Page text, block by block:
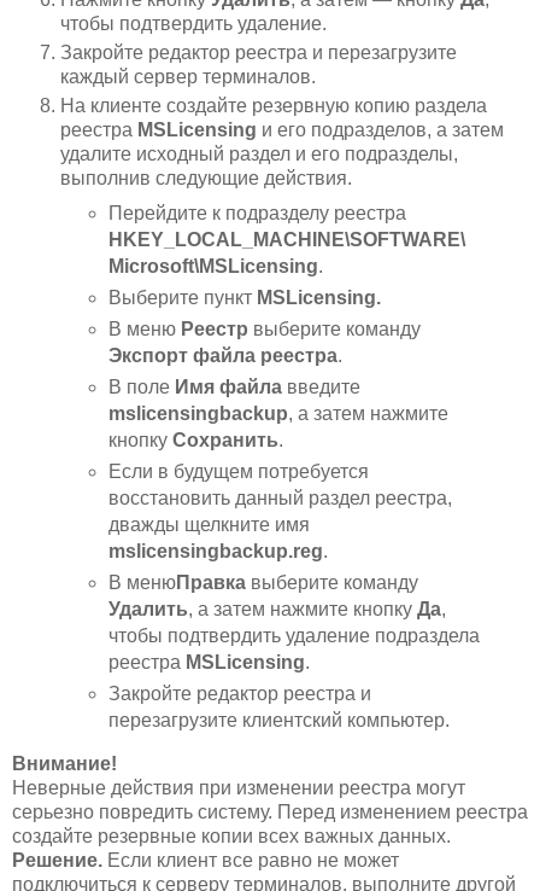
чтобы подтвердить удаление.
Закройте редактор реестра и перезагрузите
каждый сервер терминалов.
На клиенте создайте резервную копию раздела
реестра MSLicensing и его подразделов, а затем
удалите исходный раздел и его подразделы,
выполнив следующие действия.
Перейдите к подразделу реестра
HKEY_LOCAL_MACHINE\SOFTWARE\
Microsoft\MSLicensing.
Выберите пункт MSLicensing.
В меню Реестр выберите команду
Экспорт файла реестра.
В поле Имя файлавведите
mslicensingbackup, а затем нажмите
кнопку Сохранить.
Если в будущем потребуется
восстановить данный раздел реестра,
дважды щелкните имя
mslicensingbackup.reg.
В менюПравкавыберите команду
Удалить, а затем нажмите кнопку Да,
чтобы подтвердить удаление подраздела
реестра MSLicensing.
Закройте редактор реестра и
перезагрузите клиентский компьютер.
Внимание!
Неверные действия при изменении реестра могут
серьезно повредить систему. Перед изменением реестра
создайте резервные копии всех важных данных.
Решение. Если клиент все равно не может
подключиться к серверу терминалов, выполните другой